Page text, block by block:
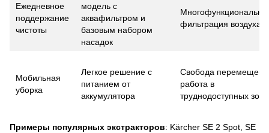
Ежедневное
поддержание
чистоты
модель с
аквафильтром и
базовым набором
насадок
фильтрация воздуха
Мобильная
уборка
Легкое решение с
питанием от
аккумулятора
Свобода
работа в
труднодоступных
Примеры популярных экстракторов: Kärcher SE 2 Spot, SE